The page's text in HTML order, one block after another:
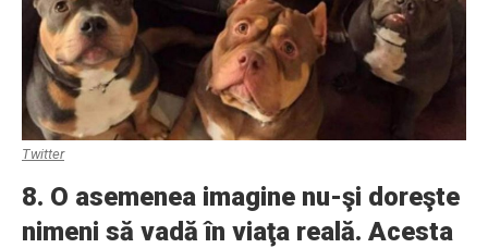
Twitter
8. O asemenea imagine nu-şi doreşte
nimeni să vadă în viaţa reală. Acesta